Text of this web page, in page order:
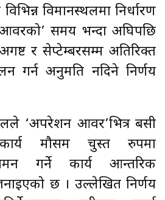
विमानस्थलमा निर्धारण
समय भन्दा अघिपछि
र सेप्टेम्बरसम्म अतिरिक्त
गर्न अनुमति नदिने निर्णय
‘अपरेशन आवर’भित्र बसी
कार्य मौसम चुस्त रुपमा
गर्ने कार्य आन्तरिक
छ । उल्लेखित निर्णय